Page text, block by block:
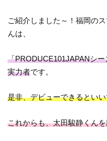
ご紹介しました～！福岡の
んは、
「PRODUCE101JAPANシ
実力者です。
是非、デビューできるとい
これからも、太田駿静くん